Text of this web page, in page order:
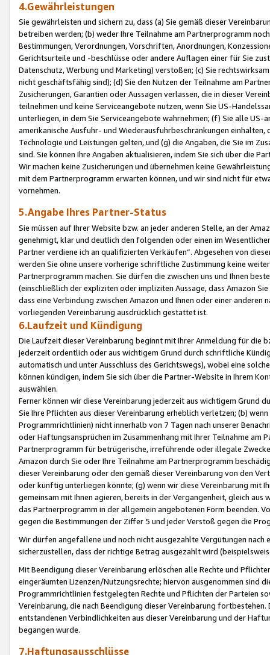
4.Gewährleistungen
Sie gewährleisten und sichern zu, dass (a) Sie gemäß dieser
betreiben werden; (b) weder Ihre Teilnahme am Partnerprogramm
Bestimmungen, Verordnungen, Vorschriften, Anordnungen,
Gerichtsurteile und -beschlüsse oder andere Auflagen einer für Sie
Datenschutz, Werbung und Marketing) verstoßen; (c) Sie
nicht geschäftsfähig sind); (d) Sie den Nutzen der Teilnahme am
Zusicherungen, Garantien oder Aussagen verlassen, die in dieser
teilnehmen und keine Serviceangebote nutzen, wenn Sie US-
unterliegen, in dem Sie Serviceangebote wahrnehmen; (f) Sie alle
amerikanische Ausfuhr- und Wiederausfuhrbeschränkungen
Technologie und Leistungen gelten, und (g) die Angaben, die Sie im
sind. Sie können Ihre Angaben aktualisieren, indem Sie sich über die
Wir machen keine Zusicherungen und übernehmen keine
mit dem Partnerprogramm erwarten können, und wir sind nicht für
vornehmen.
5.Angabe Ihres Partner-Status
Sie müssen auf Ihrer Website bzw. an jeder anderen Stelle, an der
genehmigt, klar und deutlich den folgenden oder einen im
Partner verdiene ich an qualifizierten Verkäufen“. Abgesehen von
werden Sie ohne unsere vorherige schriftliche Zustimmung keine
Partnerprogramm machen. Sie dürfen die zwischen uns und Ihnen
(einschließlich der expliziten oder impliziten Aussage, dass Amazon
dass eine Verbindung zwischen Amazon und Ihnen oder einer
vorliegenden Vereinbarung ausdrücklich gestattet ist.
6.Laufzeit und Kündigung
Die Laufzeit dieser Vereinbarung beginnt mit Ihrer Anmeldung für die
jederzeit ordentlich oder aus wichtigem Grund durch schriftliche
automatisch und unter Ausschluss des Gerichtswegs), wobei eine
können kündigen, indem Sie sich über die Partner-Website in Ihrem
auswählen.
Ferner können wir diese Vereinbarung jederzeit aus wichtigem Grund
Sie Ihre Pflichten aus dieser Vereinbarung erheblich verletzen; (b)
Programmrichtlinien) nicht innerhalb von 7 Tagen nach unserer
oder Haftungsansprüchen im Zusammenhang mit Ihrer Teilnahme am
Partnerprogramm für betrügerische, irreführende oder illegale
Amazon durch Sie oder Ihre Teilnahme am Partnerprogramm
dieser Vereinbarung oder den gemäß dieser Vereinbarung von den
oder künftig unterliegen könnte; (g) wenn wir diese Vereinbarung mit
gemeinsam mit Ihnen agieren, bereits in der Vergangenheit, gleich
das Partnerprogramm in der allgemein angebotenen Form beenden.
gegen die Bestimmungen der Ziffer 5 und jeder Verstoß gegen die
Wir dürfen angefallene und noch nicht ausgezahlte Vergütungen
sicherzustellen, dass der richtige Betrag ausgezahlt wird
Mit Beendigung dieser Vereinbarung erlöschen alle Rechte und
eingeräumten Lizenzen/Nutzungsrechte; hiervon ausgenommen sind
Programmrichtlinien festgelegten Rechte und Pflichten der Parteien
Vereinbarung, die nach Beendigung dieser Vereinbarung
entstandenen Verbindlichkeiten aus dieser Vereinbarung und der
begangen wurde.
7.Haftungsausschlüsse